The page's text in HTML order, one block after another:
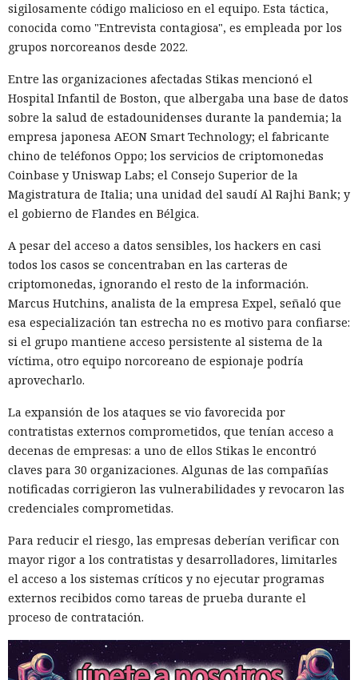
sigilosamente código malicioso en el equipo. Esta táctica,
conocida como "Entrevista contagiosa", es empleada por los
grupos norcoreanos desde 2022.
Entre las organizaciones afectadas Stikas mencionó el
Hospital Infantil de Boston, que albergaba una base de datos
sobre la salud de estadounidenses durante la pandemia; la
empresa japonesa AEON Smart Technology; el fabricante
chino de teléfonos Oppo; los servicios de criptomonedas
Coinbase y Uniswap Labs; el Consejo Superior de la
Magistratura de Italia; una unidad del saudí Al Rajhi Bank; y
el gobierno de Flandes en Bélgica.
A pesar del acceso a datos sensibles, los hackers en casi
todos los casos se concentraban en las carteras de
criptomonedas, ignorando el resto de la información.
Marcus Hutchins, analista de la empresa Expel, señaló que
esa especialización tan estrecha no es motivo para confiarse:
si el grupo mantiene acceso persistente al sistema de la
víctima, otro equipo norcoreano de espionaje podría
aprovecharlo.
La expansión de los ataques se vio favorecida por
contratistas externos comprometidos, que tenían acceso a
decenas de empresas: a uno de ellos Stikas le encontró
claves para 30 organizaciones. Algunas de las compañías
notificadas corrigieron las vulnerabilidades y revocaron las
credenciales comprometidas.
Para reducir el riesgo, las empresas deberían verificar con
mayor rigor a los contratistas y desarrolladores, limitarles
el acceso a los sistemas críticos y no ejecutar programas
externos recibidos como tareas de prueba durante el
proceso de contratación.